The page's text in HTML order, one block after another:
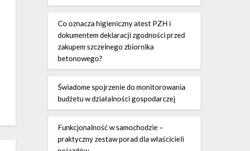
Co oznacza higieniczny atest PZH i
dokumentem deklaracji zgodności przed
zakupem szczelnego zbiornika
betonowego?
Świadome spojrzenie do monitorowania
budżetu w działalności gospodarczej
Funkcjonalność w samochodzie –
praktyczny zestaw porad dla właścicieli